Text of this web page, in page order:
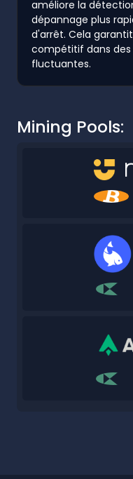
améliore la
dépannage plus
d'arrêt. Cela
compétitif dans
fluctuantes.
Mining Pools: